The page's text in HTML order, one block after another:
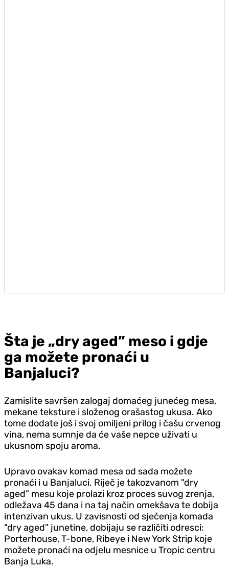
Šta je „dry aged” meso i gdje
ga možete pronaći u
Banjaluci?
Zamislite savršen zalogaj domaćeg junećeg mesa,
mekane teksture i složenog orašastog ukusa. Ako
tome dodate još i svoj omiljeni prilog i čašu crvenog
vina, nema sumnje da će vaše nepce uživati u
ukusnom spoju aroma.
Upravo ovakav komad mesa od sada možete
pronaći i u Banjaluci. Riječ je takozvanom "dry
aged” mesu koje prolazi kroz proces suvog zrenja,
odležava 45 dana i na taj način omekšava te dobija
intenzivan ukus. U zavisnosti od sječenja komada
"dry aged” junetine, dobijaju se različiti odresci:
Porterhouse, T-bone, Ribeye i New York Strip koje
možete pronaći na odjelu mesnice u Tropic centru
Banja Luka.